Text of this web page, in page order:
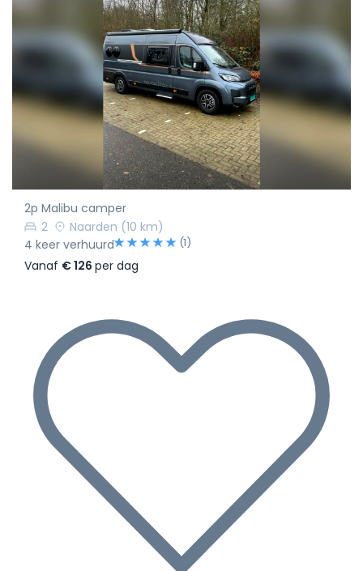
2p Malibu camper
2
Naarden (10 km)
4 keer verhuurd
(1)
Vanaf € 126 per dag